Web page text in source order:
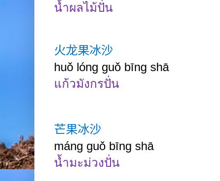
น้ำผลไม้ปั่น
火龙果冰沙
huǒ lóng guǒ bīng shā
แก้วมังกรปั่น
芒果冰沙
máng guǒ bīng shā
น้ำมะม่วงปั่น